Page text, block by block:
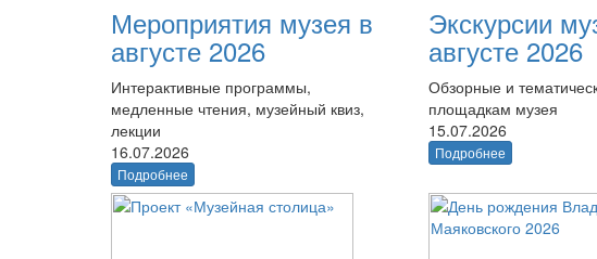
Мероприятия музея в
августе 2026
Интерактивные программы,
медленные чтения, музейный квиз,
лекции
16.07.2026
Подробнее
Экскурсии
августе 2026
Обзорные и
площадкам музея
15.07.2026
Подробнее